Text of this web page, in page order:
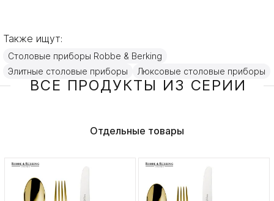
Также ищут:
Столовые приборы Robbe & Berking
Элитные столовые приборы
Люксовые столовые приборы
ВСЕ ПРОДУКТЫ ИЗ СЕРИИ
Отдельные товары